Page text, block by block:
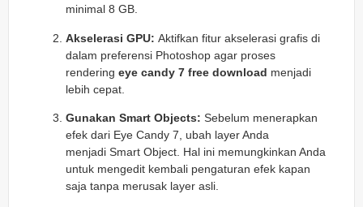
minimal 8 GB.
Akselerasi GPU: Aktifkan fitur akselerasi grafis di
dalam preferensi Photoshop agar proses
rendering eye candy 7 free download menjadi
lebih cepat.
Gunakan Smart Objects: Sebelum menerapkan
efek dari Eye Candy 7, ubah layer Anda
menjadi Smart Object . Hal ini memungkinkan Anda
untuk mengedit kembali pengaturan efek kapan
saja tanpa merusak layer asli.